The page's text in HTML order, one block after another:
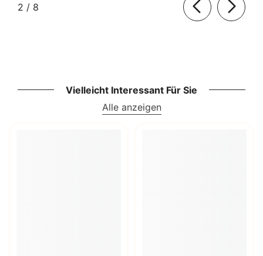
2 / von
8
Vielleicht Interessant Für Sie
Alle anzeigen